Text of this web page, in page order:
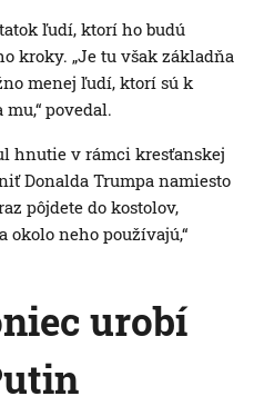
ľudí, ktorí ho budú
kroky. „Je tu však základňa
menej ľudí, ktorí sú k
povedal.
hnutie v rámci kresťanskej
Donalda Trumpa namiesto
pôjdete do kostolov,
okolo neho používajú,“
urobí